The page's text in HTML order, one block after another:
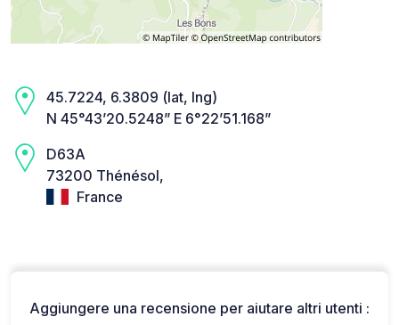
45.7224, 6.3809 (lat, lng)
N 45°43’20.5248” E 6°22’51.168”
D63A
73200 Thénésol,
France
Aggiungere una recensione per aiutare altri utenti :